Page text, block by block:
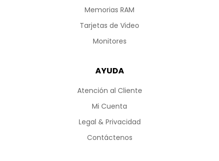
Memorias RAM
Tarjetas de Video
Monitores
AYUDA
Atención al Cliente
Mi Cuenta
Legal & Privacidad
Contáctenos